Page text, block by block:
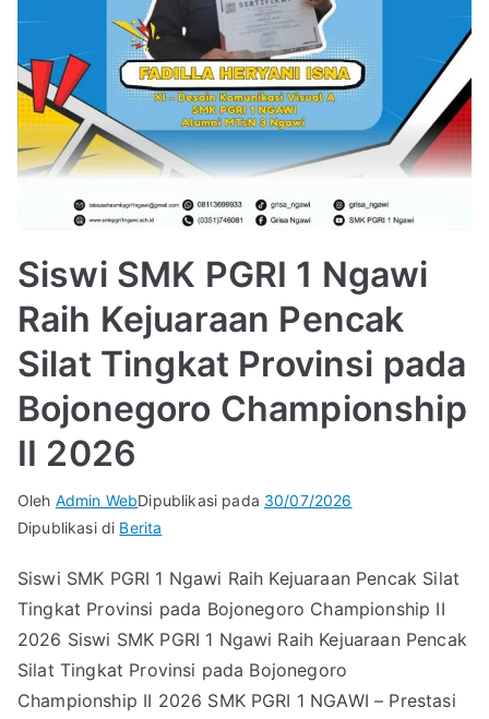
Siswi SMK PGRI 1 Ngawi
Raih Kejuaraan Pencak
Silat Tingkat Provinsi pada
Bojonegoro Championship
II 2026
Oleh Admin WebDipublikasi pada 30/07/2026
Dipublikasi di Berita
Siswi SMK PGRI 1 Ngawi Raih Kejuaraan Pencak Silat
Tingkat Provinsi pada Bojonegoro Championship II
2026 Siswi SMK PGRI 1 Ngawi Raih Kejuaraan Pencak
Silat Tingkat Provinsi pada Bojonegoro
Championship II 2026 SMK PGRI 1 NGAWI – Prestasi